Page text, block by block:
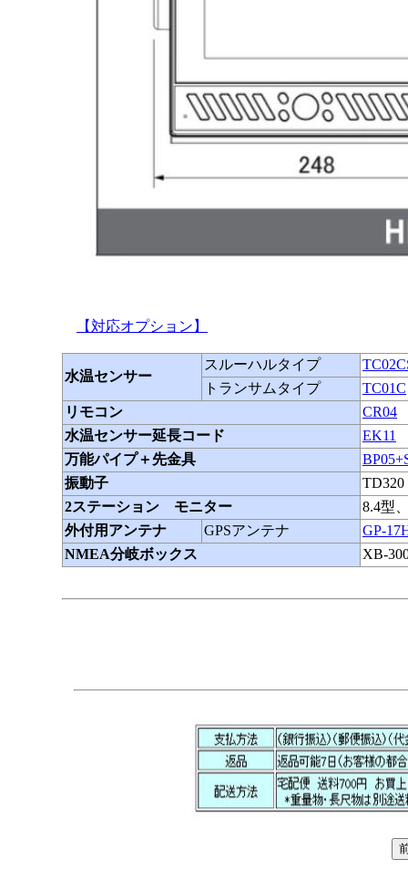
【対応オプション】
水温センサー
スルーハルタイプ
トランサムタイプ
TC01C
リモコン
CR04
水温センサー延長コード
EK11
万能パイプ＋先金具
振動子
TD320
2ステーション モニター
8.4型
外付用アンテナ
GPSアンテナ
GP-
NMEA分岐ボックス
XB-